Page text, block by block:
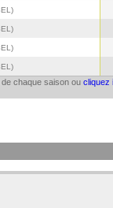
)
)
)
)
chaque saison ou cliquez